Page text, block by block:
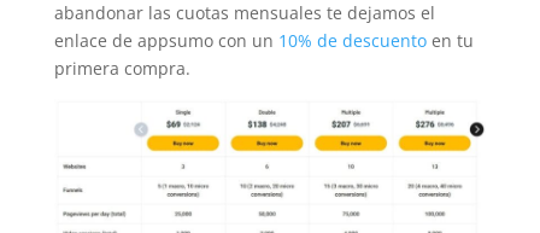
abandonar las cuotas mensuales te dejamos el
enlace de appsumo con un 10% de descuentoen tu
primera compra.